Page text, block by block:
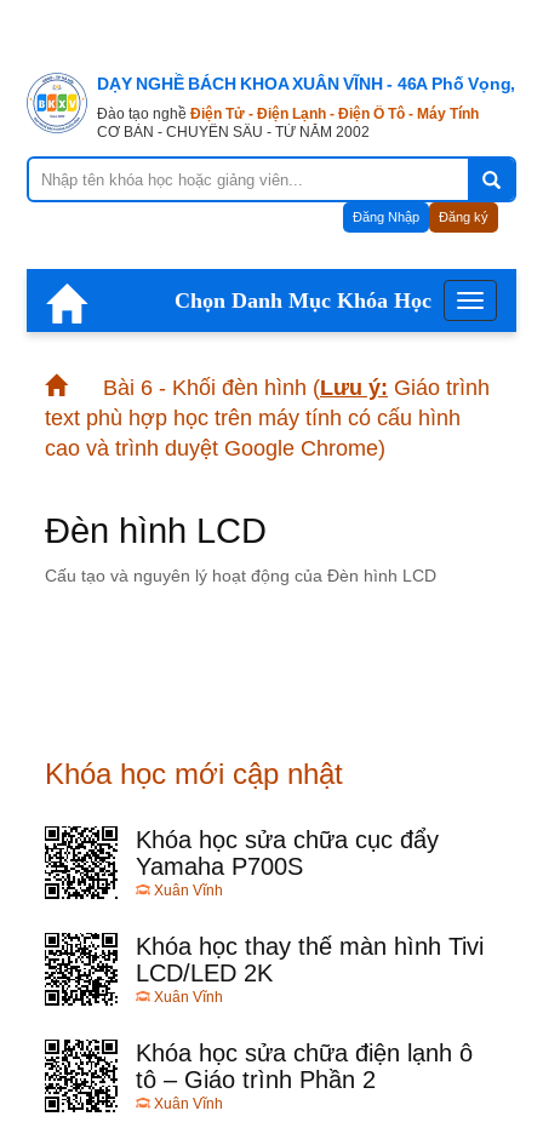
DẠY NGHỀ BÁCH KHOA XUÂN VĨNH - 46A Phố Vọng,
Đào tạo nghề Điện Tử - Điện Lạnh - Điện Ô Tô - Máy Tính
CƠ BẢN - CHUYÊN SÂU - TỪ NĂM 2002
Đăng Nhập Đăng ký
Menu
Chọn Danh Mục Khóa Học
Bài 6 - Khối đèn hình (Lưu ý: Giáo trình
text phù hợp học trên máy tính có cấu hình
cao và trình duyệt Google Chrome)
Đèn hình LCD
Cấu tạo và nguyên lý hoạt động của Đèn hình LCD
Khóa học mới cập nhật
Khóa học sửa chữa cục đẩy
Yamaha P700S
Xuân Vĩnh
Khóa học thay thế màn hình Tivi
LCD/LED 2K
Xuân Vĩnh
Khóa học sửa chữa điện lạnh ô
tô – Giáo trình Phần 2
Xuân Vĩnh